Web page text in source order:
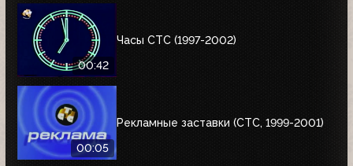
00:42
Часы СТС (1997-2002)
00:05
Рекламные заставки (СТС, 1999-2001)